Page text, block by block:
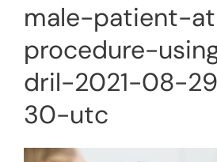
male-patient-
procedure-
dril-2021-08-
30-utc